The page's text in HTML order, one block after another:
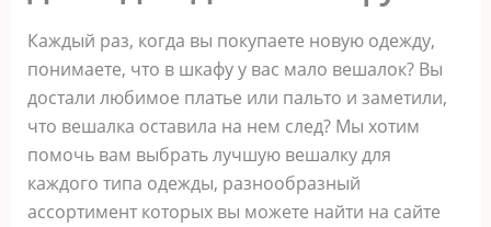
Каждый раз, когда вы покупаете новую одежду,
понимаете, что в шкафу у вас мало вешалок? Вы
достали любимое платье или пальто и заметили,
что вешалка оставила на нем след? Мы хотим
помочь вам выбрать лучшую вешалку для
каждого типа одежды, разнообразный
ассортимент которых вы можете найти на сайте